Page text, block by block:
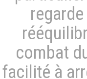
combat
facilité à